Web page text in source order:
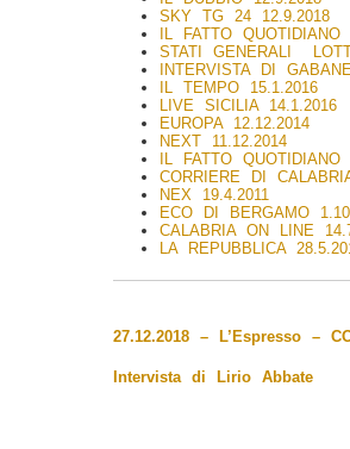
SKY TG 24 12.9.2018
IL FATTO QUOTIDIANO
STATI GENERALI
INTERVISTA DI
IL TEMPO 15.1.2016
LIVE SICILIA 14.1.2016
EUROPA 12.12.2014
NEXT 11.12.2014
IL FATTO QUOTIDIANO
CORRIERE DI
NEX 19.4.2011
ECO DI BERGAMO
CALABRIA ON LINE
LA REPUBBLICA
27.12.2018 – L’Espresso –
Intervista di Lirio Abbate